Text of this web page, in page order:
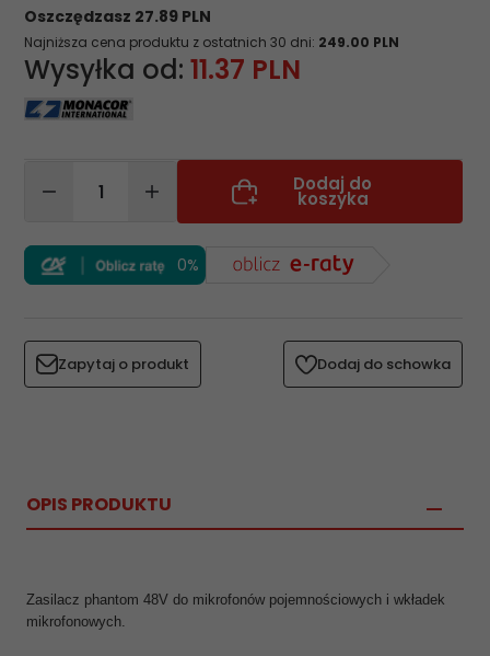
Oszczędzasz 27.89 PLN
Najniższa cena produktu z ostatnich 30 dni: 249.00 PLN
Wysyłka od: 11.37 PLN
Dodaj do
koszyka
0%
Zapytaj o produkt Dodaj do schowka
OPIS PRODUKTU
Zasilacz phantom 48V do mikrofonów pojemnościowych i wkładek
mikrofonowych.